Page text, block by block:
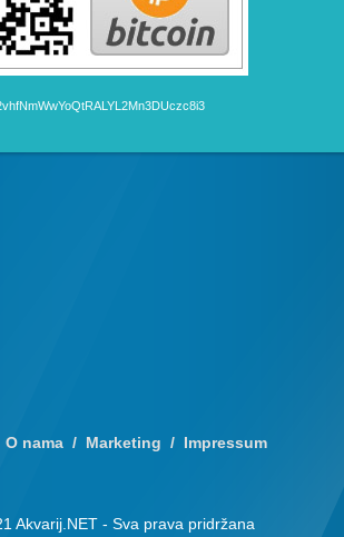
O nama Marketing Impressum
Akvarij.NET - Sva prava pridržana